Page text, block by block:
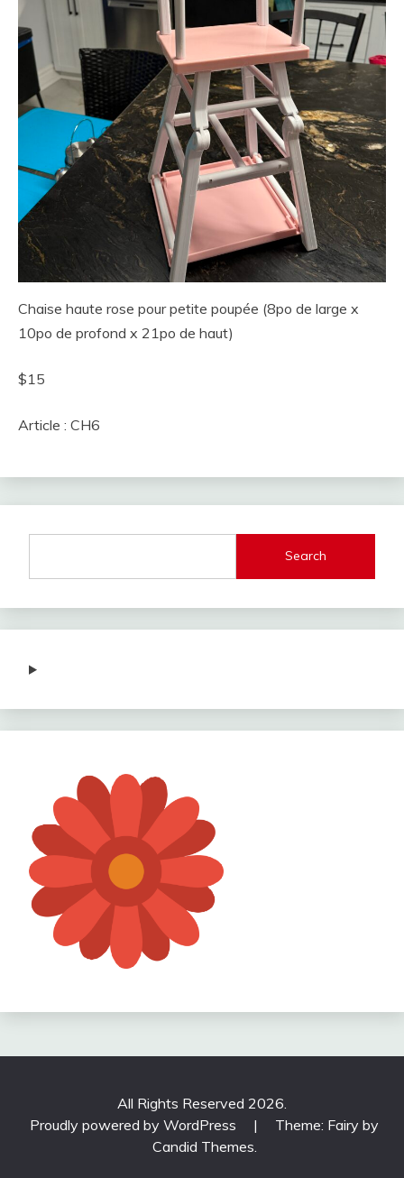
Chaise haute rose pour petite poupée (8po de large x
10po de profond x 21po de haut)
$15
Article : CH6
Search
All Rights Reserved 2026.
Proudly powered by WordPress
|
Theme: Fairy by
Candid Themes